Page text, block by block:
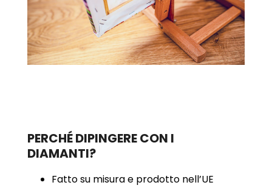
PERCHÉ DIPINGERE CON I
DIAMANTI?
Fatto su misura e prodotto nell’UE